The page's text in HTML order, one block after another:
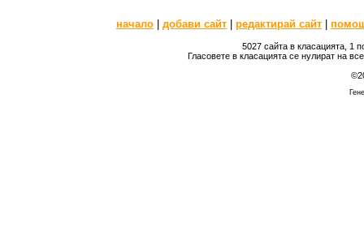
начало | добави сайт | редактирай сайт |
5027 сайта в класацията, 1
Гласовете в класацията се нулират на